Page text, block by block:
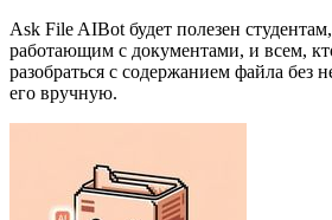
Ask File AIBot будет полезен
работающим с документами, и всем,
разобраться с содержанием файла без
его вручную.